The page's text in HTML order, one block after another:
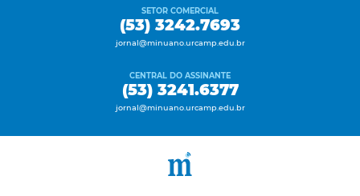
SETOR COMERCIAL
(53) 3242.7693
jornal@minuano.urcamp.edu.br
CENTRAL DO ASSINANTE
(53) 3241.6377
jornal@minuano.urcamp.edu.br